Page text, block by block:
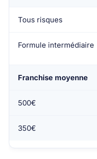
Tous risques
Formule intermédiaire
Franchise moyenne
500€
350€